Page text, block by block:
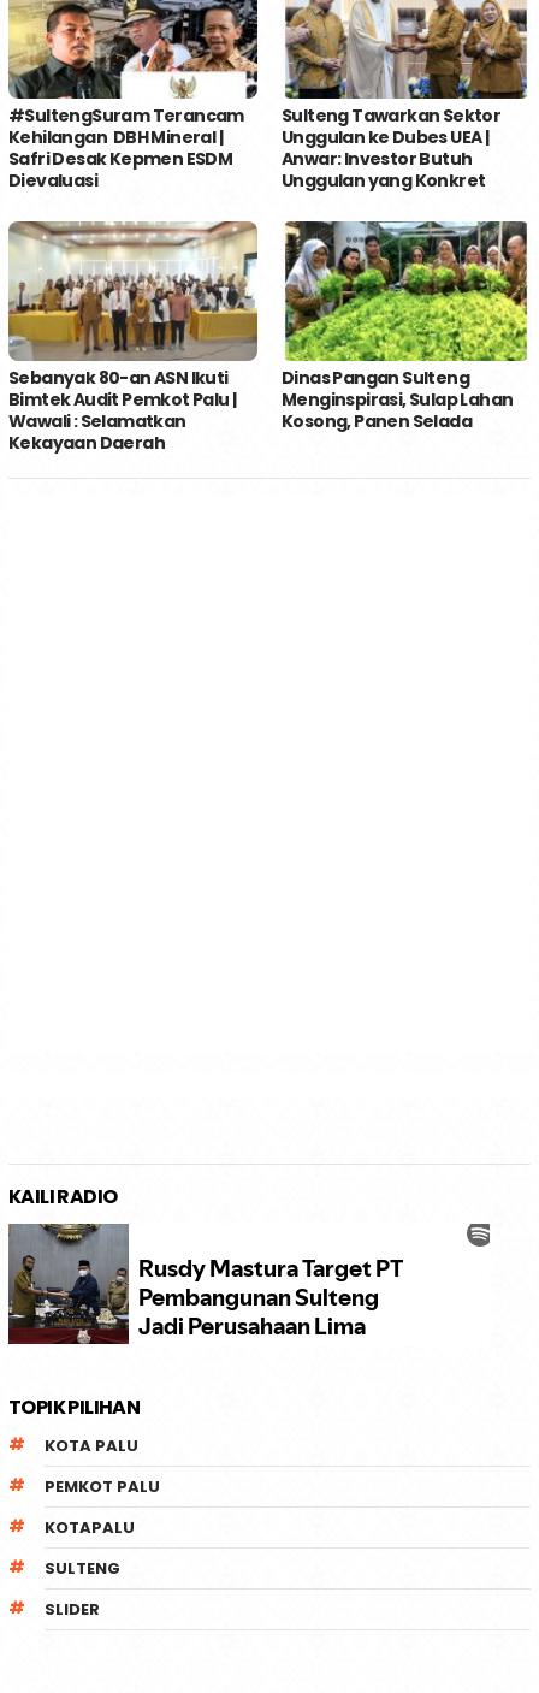
#SultengSuram Terancam
Kehilangan DBH Mineral |
Safri Desak Kepmen ESDM
Dievaluasi
Sulteng Tawarkan Sektor
Unggulan ke Dubes UEA |
Anwar: Investor Butuh
Unggulan yang Konkret
Sebanyak 80-an ASN Ikuti
Bimtek Audit Pemkot Palu |
Wawali : Selamatkan
Kekayaan Daerah
Dinas Pangan Sulteng
Menginspirasi, Sulap Lahan
Kosong, Panen Selada
KAILI RADIO
TOPIK PILIHAN
KOTA PALU
PEMKOT PALU
KOTAPALU
SULTENG
SLIDER